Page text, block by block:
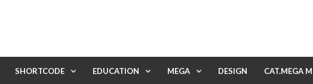
SHORTCODE EDUCATION MEGA DESIGN CAT.MEGA